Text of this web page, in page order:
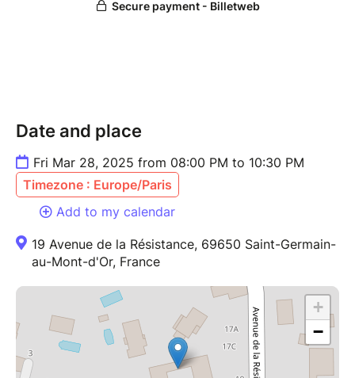
Accès : gare de st germain au mont d'or - 15 min
depuis part dieu, perrache, vaise, jean-macé
Parking : pas de place dans la propriété, allez place
de l'église à 5 min à pied
Horaires : 20h-22h30
Date and place
Fri Mar 28, 2025 from 08:00 PM to 10:30 PM
Timezone : Europe/Paris
Add to my calendar
19 Avenue de la Résistance, 69650 Saint-Germain-
au-Mont-d'Or, France
+
−